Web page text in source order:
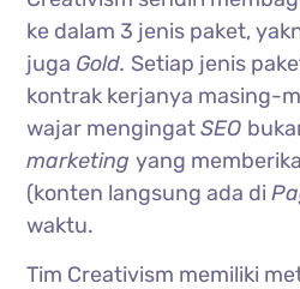
ke dalam 3 jenis paket,
juga Gold. Setiap jenis
kontrak kerjanya masing-
wajar mengingatSEO
marketingyang
(konten langsung ada di
waktu.
Tim Creativism memiliki